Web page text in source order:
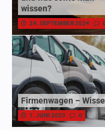
wissen?
24. SEPTEMBER 2024
Firmenwagen –
1. JUNI 2023 0